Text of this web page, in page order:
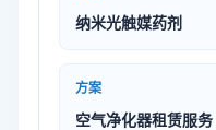
纳米光触媒药剂
方案
空气净化器租赁服务